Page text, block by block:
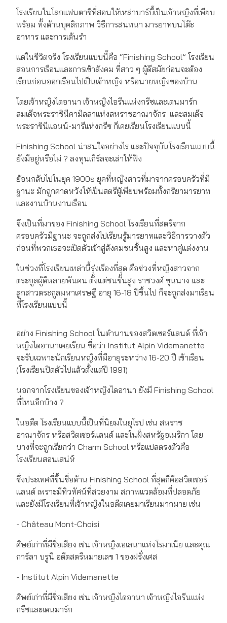
โรงเรียนในโลกแฟนตาซีที่สอนให้เหล่าบาร์บี้เป็นเจ้าหญิงที่เพียบ
พร้อม ทั้งด้านบุคลิกภาพ วิธีการสนทนา มารยาทบนโต๊ะ
อาหาร และการเต้นรำ
แต่ในชีวิตจริง โรงเรียนแบบนี้คือ “Finishing School” โรงเรียน
สอนการเรือนและการเข้าสังคม ที่สาว ๆ ผู้ดีสมัยก่อนจะต้อง
เรียนก่อนออกเรือนไปเป็นเจ้าหญิง หรือนายหญิงของบ้าน
โดยเจ้าหญิงไดอานา เจ้าหญิงไอรีนแห่งกรีซและเดนมาร์ก
สมเด็จพระราชินีคามิลลาแห่งสหราชอาณาจักร และสมเด็จ
พระราชินีแอนน์-มารีแห่งกรีซ ก็เคยเรียนโรงเรียนแบบนี้
Finishing School น่าสนใจอย่างไร และปัจจุบันโรงเรียนแบบนี้
ยังมีอยู่หรือไม่ ? ลงทุนเกิร์ลจะเล่าให้ฟัง
ย้อนกลับไปในยุค 1900s ยุคที่หญิงสาวที่มาจากครอบครัวที่มี
ฐานะ มักถูกคาดหวังให้เป็นสตรีผู้เพียบพร้อมทั้งกริยามารยาท
และงานบ้านงานเรือน
จึงเป็นที่มาของ Finishing School โรงเรียนที่สตรีจาก
ครอบครัวมีฐานะ จะถูกส่งไปเรียนรู้มารยาทและวิธีการวางตัว
ก่อนที่พวกเธอจะเปิดตัวเข้าสู่สังคมชนชั้นสูง และหาคู่แต่งงาน
ในช่วงที่โรงเรียนเหล่านี้รุ่งเรืองที่สุด คือช่วงที่หญิงสาวจาก
ตระกูลผู้ดีหลายพันคน ตั้งแต่ชนชั้นสูง ราชวงศ์ ขุนนาง และ
ลูกสาวตระกูลมหาเศรษฐี อายุ 16-18 ปีขึ้นไป ก็จะถูกส่งมาเรียน
ที่โรงเรียนแบบนี้
อย่าง Finishing School ในตำนานของสวิตเซอร์แลนด์ ที่เจ้า
หญิงไดอานาเคยเรียน ชื่อว่า Institut Alpin Videmanette
จะรับเฉพาะนักเรียนหญิงที่มีอายุระหว่าง 16-20 ปี เข้าเรียน
(โรงเรียนปิดตัวไปแล้วตั้งแต่ปี 1991)
นอกจากโรงเรียนของเจ้าหญิงไดอานา ยังมี Finishing School
ที่ไหนอีกบ้าง ?
ในอดีต โรงเรียนแบบนี้เป็นที่นิยมในยุโรป เช่น สหราช
อาณาจักร หรือสวิตเซอร์แลนด์ และในฝั่งสหรัฐอเมริกา โดย
บางที่จะถูกเรียกว่า Charm School หรือแปลตรงตัวคือ
โรงเรียนสอนเสน่ห์
ซึ่งประเทศที่ขึ้นชื่อด้าน Finishing School ที่สุดก็คือสวิตเซอร์
แลนด์ เพราะมีทิวทัศน์ที่สวยงาม สภาพแวดล้อมที่ปลอดภัย
และยังมีโรงเรียนที่เจ้าหญิงในอดีตเคยมาเรียนมากมาย เช่น
- Château Mont-Choisi
ศิษย์เก่าที่มีชื่อเสียง เช่น เจ้าหญิงเอเลนาแห่งโรมาเนีย และคุณ
การ์ลา บรูนี อดีตสตรีหมายเลข 1 ของฝรั่งเศส
- Institut Alpin Videmanette
ศิษย์เก่าที่มีชื่อเสียง เช่น เจ้าหญิงไดอานา เจ้าหญิงไอรีนแห่ง
กรีซและเดนมาร์ก